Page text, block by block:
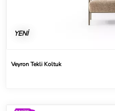
YENİ
Veyron Tekli Koltuk